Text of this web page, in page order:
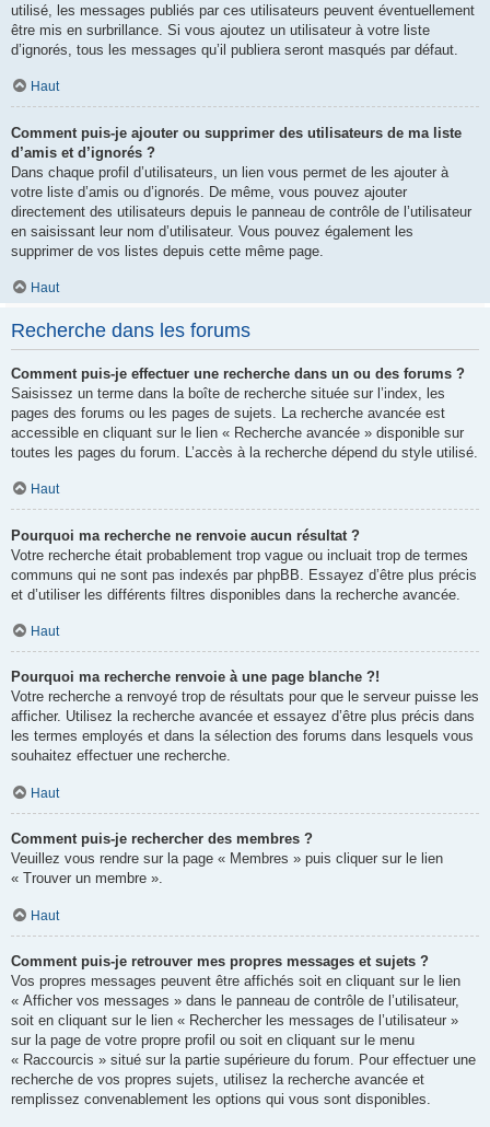
utilisé, les messages publiés par ces utilisateurs peuvent éventuellement
être mis en surbrillance. Si vous ajoutez un utilisateur à votre liste
d’ignorés, tous les messages qu’il publiera seront masqués par défaut.
Haut
Comment puis-je ajouter ou supprimer des utilisateurs de ma liste
d’amis et d’ignorés ?
Dans chaque profil d’utilisateurs, un lien vous permet de les ajouter à
votre liste d’amis ou d’ignorés. De même, vous pouvez ajouter
directement des utilisateurs depuis le panneau de contrôle de l’utilisateur
en saisissant leur nom d’utilisateur. Vous pouvez également les
supprimer de vos listes depuis cette même page.
Haut
Recherche dans les forums
Comment puis-je effectuer une recherche dans un ou des forums ?
Saisissez un terme dans la boîte de recherche située sur l’index, les
pages des forums ou les pages de sujets. La recherche avancée est
accessible en cliquant sur le lien « Recherche avancée » disponible sur
toutes les pages du forum. L’accès à la recherche dépend du style utilisé.
Haut
Pourquoi ma recherche ne renvoie aucun résultat ?
Votre recherche était probablement trop vague ou incluait trop de termes
communs qui ne sont pas indexés par phpBB. Essayez d’être plus précis
et d’utiliser les différents filtres disponibles dans la recherche avancée.
Haut
Pourquoi ma recherche renvoie à une page blanche ?!
Votre recherche a renvoyé trop de résultats pour que le serveur puisse les
afficher. Utilisez la recherche avancée et essayez d’être plus précis dans
les termes employés et dans la sélection des forums dans lesquels vous
souhaitez effectuer une recherche.
Haut
Comment puis-je rechercher des membres ?
Veuillez vous rendre sur la page « Membres » puis cliquer sur le lien
« Trouver un membre ».
Haut
Comment puis-je retrouver mes propres messages et sujets ?
Vos propres messages peuvent être affichés soit en cliquant sur le lien
« Afficher vos messages » dans le panneau de contrôle de l’utilisateur,
soit en cliquant sur le lien « Rechercher les messages de l’utilisateur »
sur la page de votre propre profil ou soit en cliquant sur le menu
« Raccourcis » situé sur la partie supérieure du forum. Pour effectuer une
recherche de vos propres sujets, utilisez la recherche avancée et
remplissez convenablement les options qui vous sont disponibles.